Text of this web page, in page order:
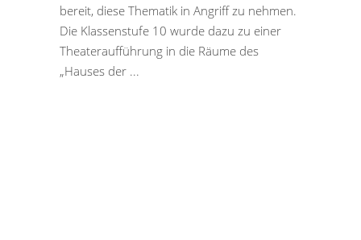
bereit, diese Thematik in Angriff zu nehmen.
Die Klassenstufe 10 wurde dazu zu einer
Theateraufführung in die Räume des
„Hauses der